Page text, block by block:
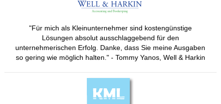
"Für mich als Kleinunternehmer sind kostengünstige
Lösungen absolut ausschlaggebend für den
unternehmerischen Erfolg. Danke, dass Sie meine Ausgaben
so gering wie möglich halten." - Tommy Yanos, Well & Harkin